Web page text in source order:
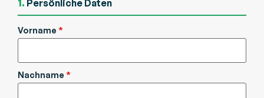
1. Persönliche Daten
Vorname *
Nachname *